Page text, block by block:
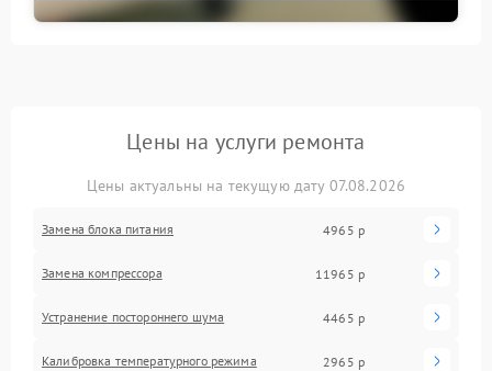
Цены на услуги ремонта
Цены актуальны на текущую дату 07.08.2026
Замена блока питания 4965 р
Замена компрессора 11965 р
Устранение постороннего шума 4465 р
Калибровка температурного режима 2965 р